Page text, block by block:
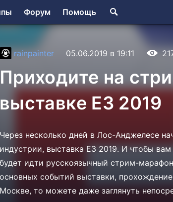
Форум Помощь
rainpainter 05.06.2019 в 19:11
Приходите на
выставке Е3 2019
Через несколько дней в Лос-Анджелесе
индустрии, выставка Е3 2019. И чтобы
будет идти русскоязычный стрим-
основных событий выставки,
Москве, то можете даже заглянуть